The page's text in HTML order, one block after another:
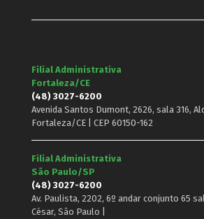
Filial Administrativa
Fortaleza/CE
(48) 3027-6200
Avenida Santos Dumont, 2626, sala 316,
Fortaleza/CE | CEP 60150-162
Filial Administrativa
São Paulo/SP
(48) 3027-6200
Av. Paulista, 2202, 6º andar conjunto 65
César, São Paulo |